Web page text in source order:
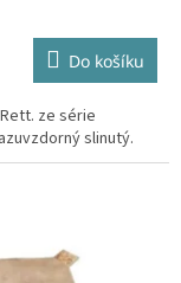
Do košíku
ze série
slinutý.